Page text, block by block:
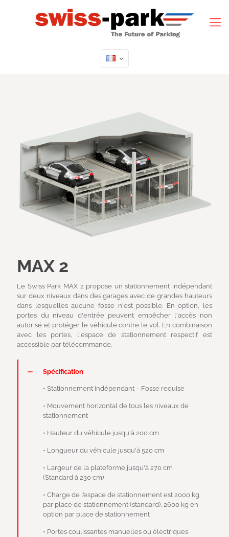
MAX 2
Le Swiss Park MAX 2 propose un stationnement indépendant
sur deux niveaux dans des garages avec de grandes hauteurs
dans lesquelles aucune fosse n'est possible. En option, les
portes du niveau d'entrée peuvent empêcher l'accès non
autorisé et protéger le véhicule contre le vol. En combinaison
avec les portes, l'espace de stationnement respectif est
accessible par télécommande.
Spécification
• Stationnement indépendant – Fosse requise
• Mouvement horizontal de tous les niveaux de
stationnement
• Hauteur du véhicule jusqu'à 200 cm
• Longueur du véhicule jusqu'à 520 cm
• Largeur de la plateforme jusqu'à 270 cm
(Standard à 230 cm)
• Charge de l’espace de stationnement est 2000 kg
par place de stationnement (standard), 2600 kg en
option par place de stationnement
• Portes coulissantes manuelles ou électriques